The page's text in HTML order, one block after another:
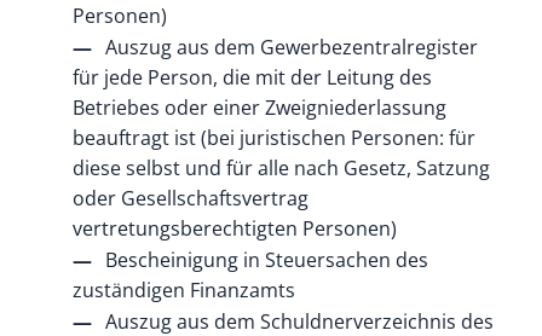
Personen)
Auszug aus dem Gewerbezentralregister
für jede Person, die mit der Leitung des
Betriebes oder einer Zweigniederlassung
beauftragt ist (bei juristischen Personen: für
diese selbst und für alle nach Gesetz, Satzung
oder Gesellschaftsvertrag
vertretungsberechtigten Personen)
Bescheinigung in Steuersachen des
zuständigen Finanzamts
Auszug aus dem Schuldnerverzeichnis des